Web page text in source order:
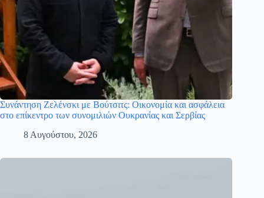
Συνάντηση Ζελένσκι με Βούτσιτς: Οικονομία και ασφάλεια
στο επίκεντρο των συνομιλιών Ουκρανίας και Σερβίας
8 Αυγούστου, 2026